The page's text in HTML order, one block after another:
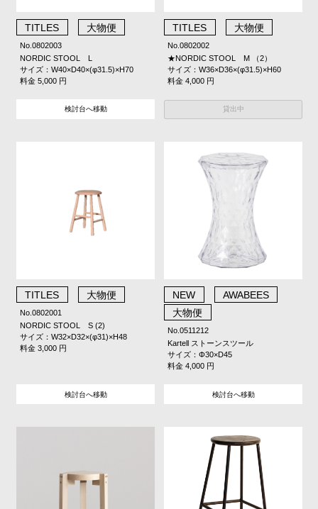
TITLES 大物便
No.0802003
NORDIC STOOL L
サイズ：W40×D40×(φ31.5)×H70
料金 5,000 円
検討台へ移動
TITLES 大物便
No.0802002
★NORDIC STOOL M （2）
サイズ：W36×D36×(φ31.5)×H60
料金 4,000 円
貸出中
TITLES 大物便
No.0802001
NORDIC STOOL S (2)
サイズ：W32×D32×(φ31)×H48
料金 3,000 円
検討台へ移動
NEW
AWABEES
大物便
No.0511212
Kartell ストーンスツール
サイズ：Φ30×D45
料金 4,000 円
検討台へ移動